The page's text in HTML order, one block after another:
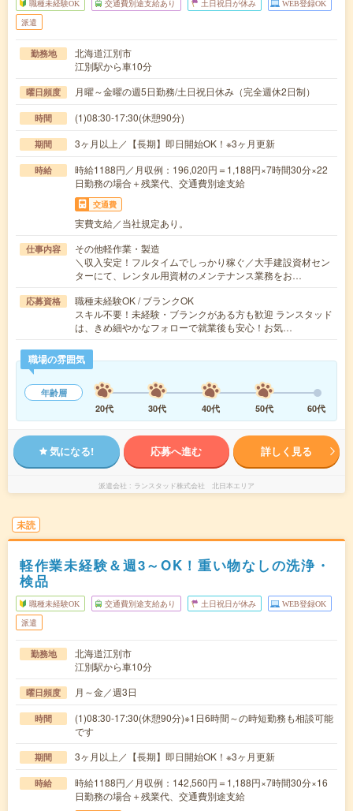
職種未経験OK 交通費別途支給あり 土日祝日が休み WEB登録OK
派遣
勤務地
北海道江別市
江別駅から車10分
曜日頻度 月曜～金曜の週5日勤務/土日祝日休み（完全週休2日制）
時間 (1)08:30-17:30(休憩90分)
期間 3ヶ月以上／【長期】即日開始OK！※3ヶ月更新
時給
時給1188円／月収例：196,020円＝1,188円×7時間30分×22
日勤務の場合＋残業代、交通費別途支給
交通費
実費支給／当社規定あり。
仕事内容
その他軽作業・製造
＼収入安定！フルタイムでしっかり稼ぐ／大手建設資材セン
ターにて、レンタル用資材のメンテナンス業務をお…
応募資格
職種未経験OK / ブランクOK
スキル不要！未経験・ブランクがある方も歓迎 ランスタッド
は、きめ細やかなフォローで就業後も安心！お気…
職場の雰囲気
年齢層
20代
30代 40代 50代 60代
気になる! 応募へ進む 詳しく見る
派遣会社 ランスタッド株式会社 北日本エリア
未読
軽作業未経験＆週3～OK！重い物なしの洗浄・
検品
職種未経験OK 交通費別途支給あり 土日祝日が休み WEB登録OK
派遣
勤務地
北海道江別市
江別駅から車10分
曜日頻度 月～金／週3日
時間
(1)08:30-17:30(休憩90分)※1日6時間～の時短勤務も相談可能
です
期間 3ヶ月以上／【長期】即日開始OK！※3ヶ月更新
時給
時給1188円／月収例：142,560円＝1,188円×7時間30分×16
日勤務の場合＋残業代、交通費別途支給